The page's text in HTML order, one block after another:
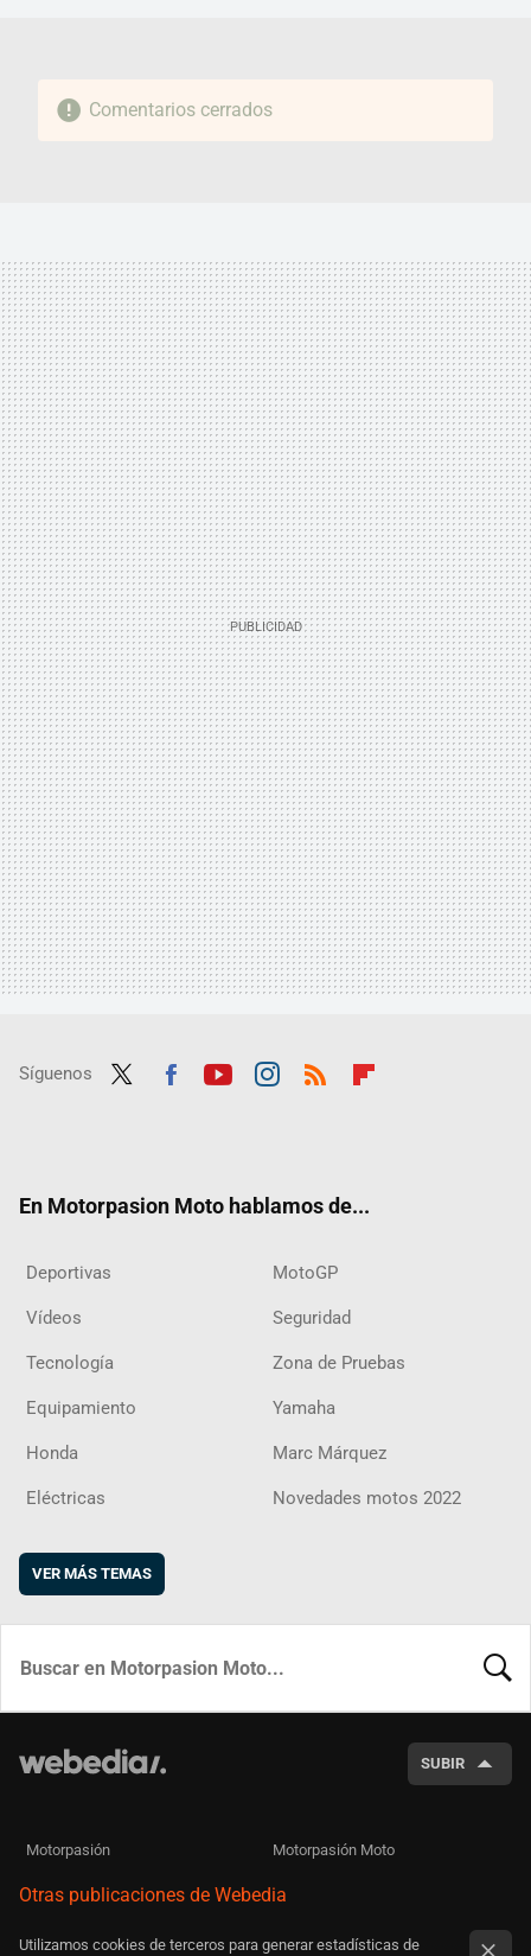
Comentarios cerrados
Síguenos
En Motorpasion Moto hablamos de...
Deportivas MotoGP
Vídeos Seguridad
Tecnología Zona de Pruebas
Equipamiento Yamaha
Honda Marc Márquez
Eléctricas Novedades motos 2022
VER MÁS TEMAS
SUBIR
Motorpasión Motorpasión Moto
Otras publicaciones de Webedia
Utilizamos cookies de terceros para generar estadísticas de